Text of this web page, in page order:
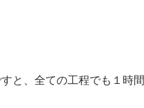
と、全ての工程でも１時